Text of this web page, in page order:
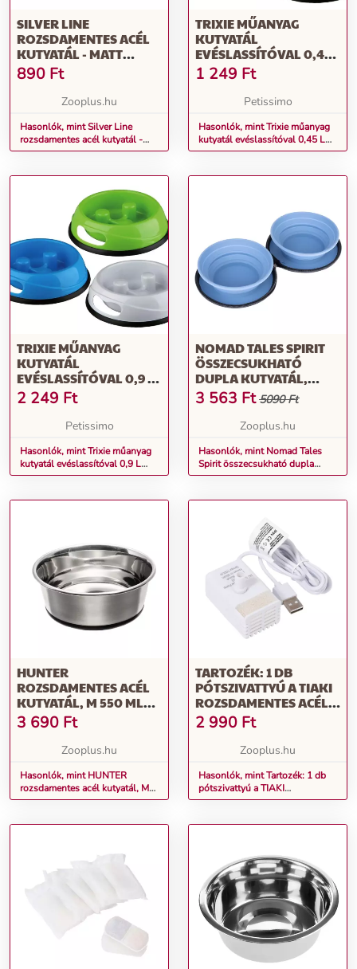
SILVER LINE
ROZSDAMENTES ACÉL
KUTYATÁL - MATT
FEKETE - 200 ML, Ø 15
CM
890 Ft
Zooplus.hu
Hasonlók, mint Silver Line
rozsdamentes acél kutyatál -
matt fekete - 200 ml, Ø 15 cm
TRIXIE MŰANYAG
KUTYATÁL
EVÉSLASSÍTÓVAL 0,45
L (TRX25031)
1 249 Ft
Petissimo
Hasonlók, mint Trixie műanyag
kutyatál evéslassítóval 0,45 L
(TRX25031)
TRIXIE MŰANYAG
KUTYATÁL
EVÉSLASSÍTÓVAL 0,9 L
(TRX25032)
2 249 Ft
Petissimo
Hasonlók, mint Trixie műanyag
kutyatál evéslassítóval 0,9 L
(TRX25032)
NOMAD TALES SPIRIT
ÖSSZECSUKHATÓ
DUPLA KUTYATÁL,
2X350ML, KUTYÁKNAK
3 563 Ft 5090 Ft
Zooplus.hu
Hasonlók, mint Nomad Tales
Spirit összecsukható dupla
kutyatál, 2x350ml, kutyáknak
HUNTER
ROZSDAMENTES ACÉL
KUTYATÁL, M 550 ML
Ø14CM
3 690 Ft
Zooplus.hu
Hasonlók, mint HUNTER
rozsdamentes acél kutyatál, M
550 ml Ø14cm
TARTOZÉK: 1 DB
PÓTSZIVATTYÚ A TIAKI
ROZSDAMENTES ACÉL
ITATÓKÚTHOZ,
MACSKA, KUTYA
2 990 Ft
Zooplus.hu
Hasonlók, mint Tartozék: 1 db
pótszivattyú a TIAKI
rozsdamentes acél itatókúthoz,